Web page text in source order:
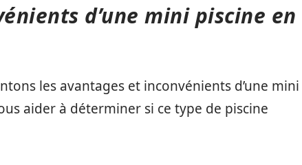
d’une mini piscine en
les avantages et inconvénients d’une mini
aider à déterminer si ce type de piscine